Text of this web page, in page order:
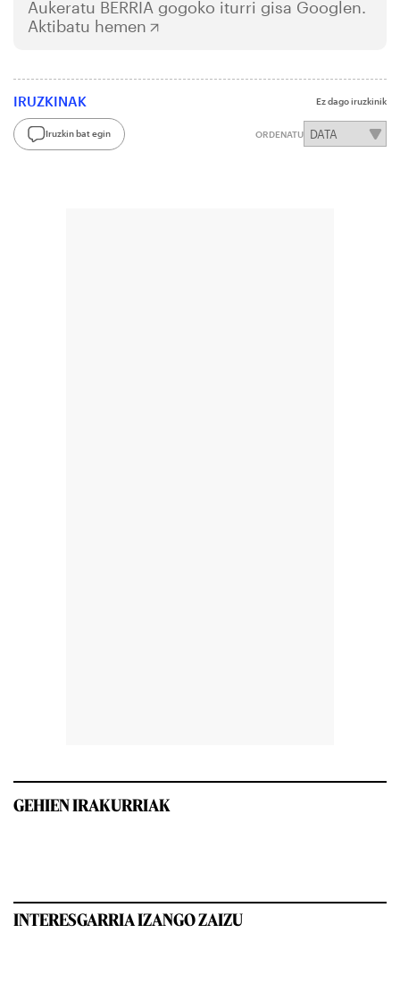
Aukeratu BERRIA gogoko iturri gisa Googlen.
Aktibatu hemen
IRUZKINAK Ez dago iruzkinik
Iruzkin bat egin ORDENATU
GEHIEN IRAKURRIAK
INTERESGARRIA IZANGO ZAIZU